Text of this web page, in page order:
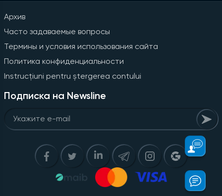
Архив
Часто задаваемые вопросы
Термины и условия использования сайта
Политика конфиденциальности
Instrucțiuni pentru ștergerea contului
Подписка на Newsline